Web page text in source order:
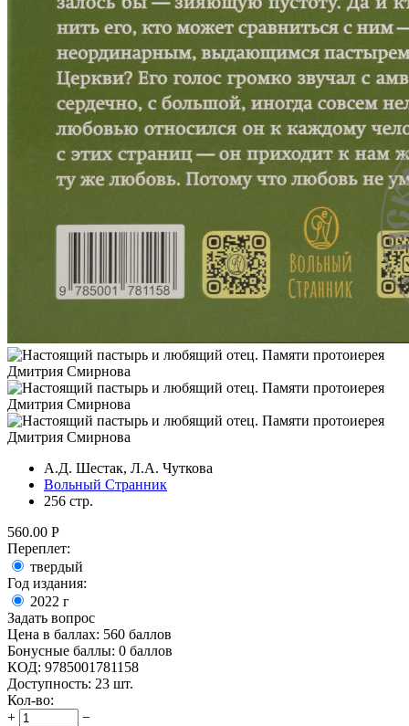
А.Д. Шестак, Л.А. Чуткова
Вольный Странник
256 стр.
560.00 Р
Переплет:
твердый
Год издания:
2022 г
Задать вопрос
Цена в баллах: 560 баллов
Бонусные баллы: 0 баллов
КОД: 9785001781158
Доступность: 23 шт.
Кол-во:
+
−